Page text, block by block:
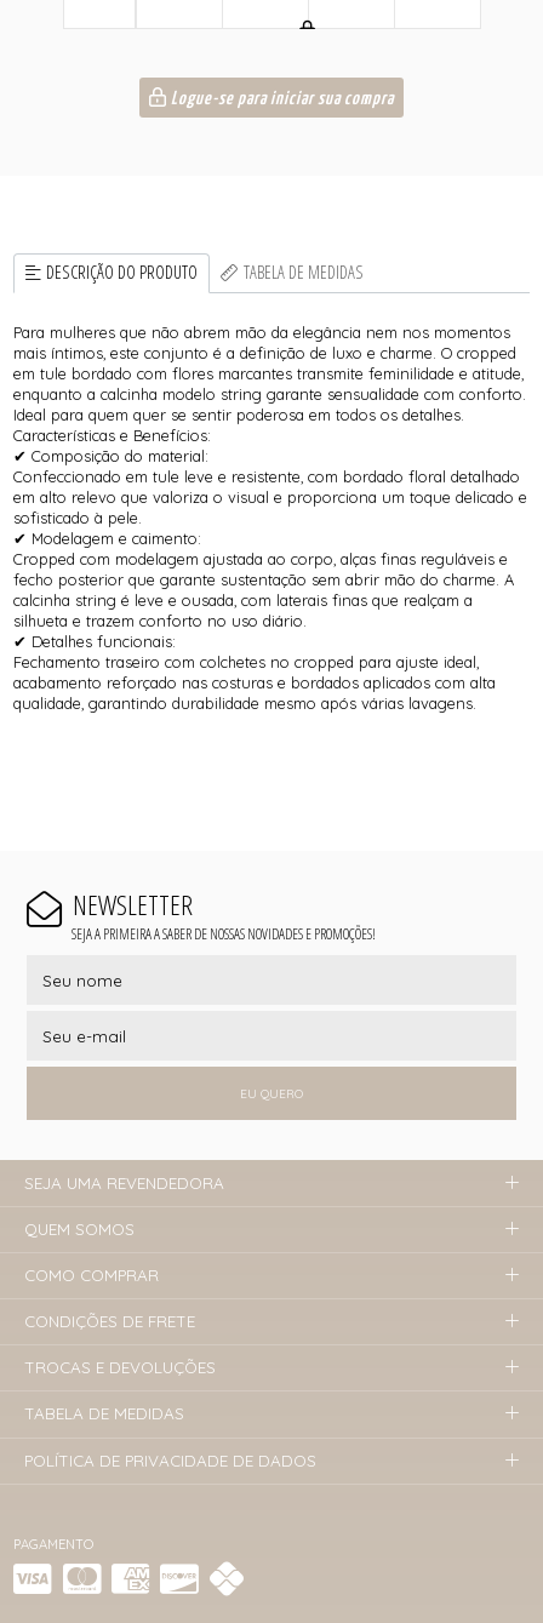
Logue-se para iniciar sua compra
DESCRIÇÃO DO PRODUTO TABELA DE MEDIDAS
Para mulheres que não abrem mão da elegância nem nos momentos
mais íntimos, este conjunto é a definição de luxo e charme. O cropped
em tule bordado com flores marcantes transmite feminilidade e atitude,
enquanto a calcinha modelo string garante sensualidade com conforto.
Ideal para quem quer se sentir poderosa em todos os detalhes.
Características e Benefícios:
✔ Composição do material:
Confeccionado em tule leve e resistente, com bordado floral detalhado
em alto relevo que valoriza o visual e proporciona um toque delicado e
sofisticado à pele.
✔ Modelagem e caimento:
Cropped com modelagem ajustada ao corpo, alças finas reguláveis e
fecho posterior que garante sustentação sem abrir mão do charme. A
calcinha string é leve e ousada, com laterais finas que realçam a
silhueta e trazem conforto no uso diário.
✔ Detalhes funcionais:
Fechamento traseiro com colchetes no cropped para ajuste ideal,
acabamento reforçado nas costuras e bordados aplicados com alta
qualidade, garantindo durabilidade mesmo após várias lavagens.
NEWSLETTER
SEJA A PRIMEIRA A SABER DE NOSSAS NOVIDADES E PROMOÇÕES!
EU QUERO
PAGAMENTO
SEJA UMA REVENDEDORA
QUEM SOMOS
COMO COMPRAR
CONDIÇÕES DE FRETE
TROCAS E DEVOLUÇÕES
TABELA DE MEDIDAS
POLÍTICA DE PRIVACIDADE DE DADOS